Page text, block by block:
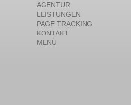
AGENTUR
LEISTUNGEN
PAGE TRACKING
KONTAKT
MENÜ